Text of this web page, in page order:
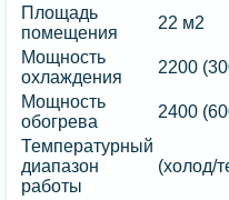
Площадь
помещения
22 м2
Мощность
охлаждения
2200
Мощность
обогрева
2400
Температурный
диапазон
работы
(холод/